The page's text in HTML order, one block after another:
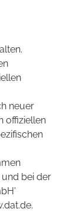
neuer
offiziellen
bei der